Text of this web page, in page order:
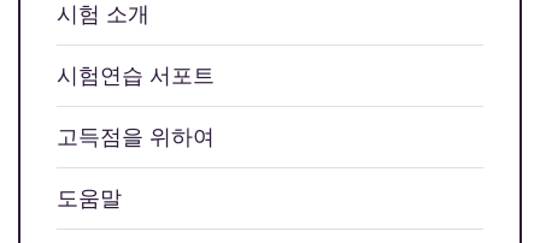
시험 소개
시험연습 서포트
고득점을 위하여
도움말